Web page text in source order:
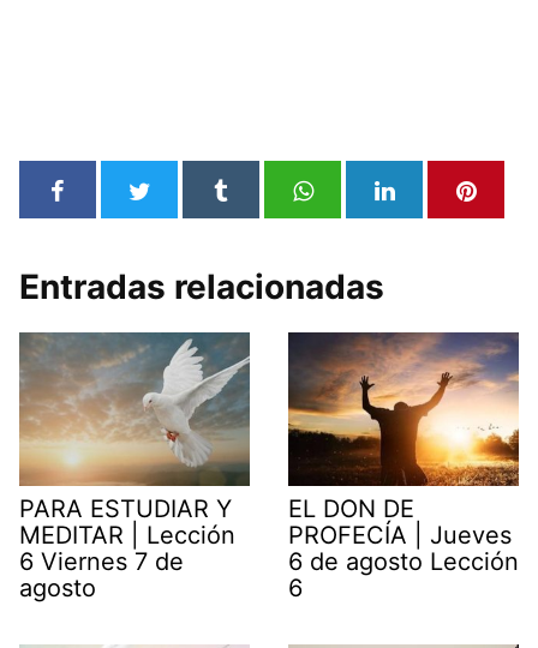
Entradas relacionadas
PARA ESTUDIAR Y
MEDITAR | Lección
6 Viernes 7 de
agosto
EL DON DE
PROFECÍA | Jueves
6 de agosto Lección
6